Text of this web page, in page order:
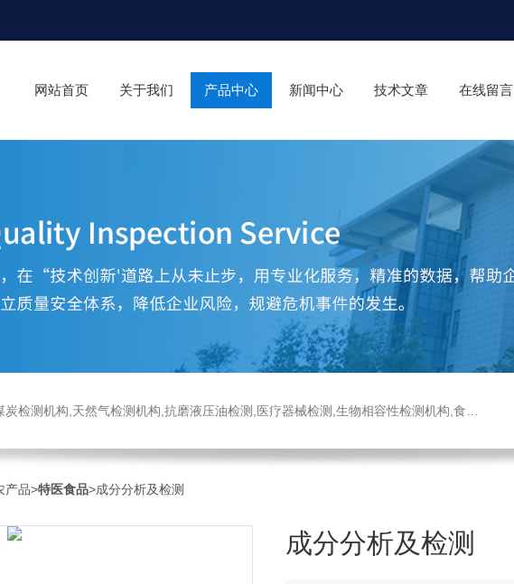
网站首页 关于我们 产品中心 新闻中心 技术文章 在线留言
然气检测机构,抗磨液压油检测,医疗器械检测,生物相容性检测机构,食品药品检测中心,消毒液检测,工程材料检测公司,不锈钢材质检测机构
产品>特医食品>成分分析及检测
成分分析及检测